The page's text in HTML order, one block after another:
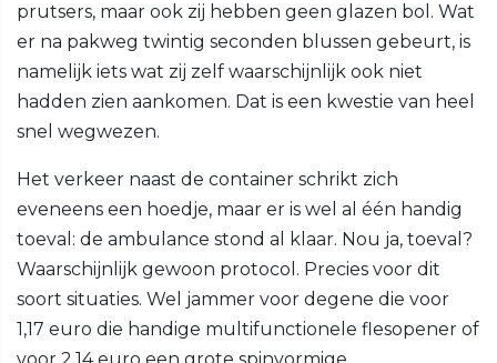
prutsers, maar ook zij hebben geen glazen bol. Wat
er na pakweg twintig seconden blussen gebeurt, is
namelijk iets wat zij zelf waarschijnlijk ook niet
hadden zien aankomen. Dat is een kwestie van heel
snel wegwezen.
Het verkeer naast de container schrikt zich
eveneens een hoedje, maar er is wel al één handig
toeval: de ambulance stond al klaar. Nou ja, toeval?
Waarschijnlijk gewoon protocol. Precies voor dit
soort situaties. Wel jammer voor degene die voor
1,17 euro die handige multifunctionele flesopener of